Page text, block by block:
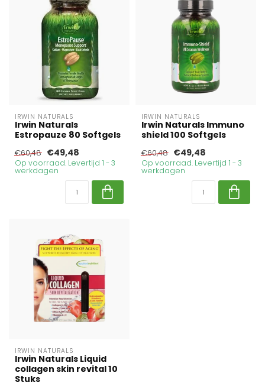
IRWIN NATURALS
Irwin Naturals
Estropauze 80 Softgels
€60,48 €49,48
Op voorraad. Levertijd 1 - 3
werkdagen
IRWIN NATURALS
Irwin Naturals Immuno
shield 100 Softgels
€60,48 €49,48
Op voorraad. Levertijd 1 - 3
werkdagen
IRWIN NATURALS
Irwin Naturals Liquid
collagen skin revital 10
Stuks